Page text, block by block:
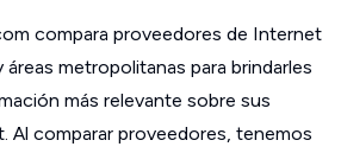
compara proveedores de Internet
metropolitanas para brindarles
más relevante sobre sus
Al comparar proveedores, tenemos